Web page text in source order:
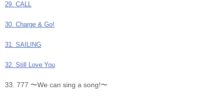
29. CALL
30. Charge & Go!
31. SAILING
32. Still Love You
33. 777 〜We can sing a song!〜